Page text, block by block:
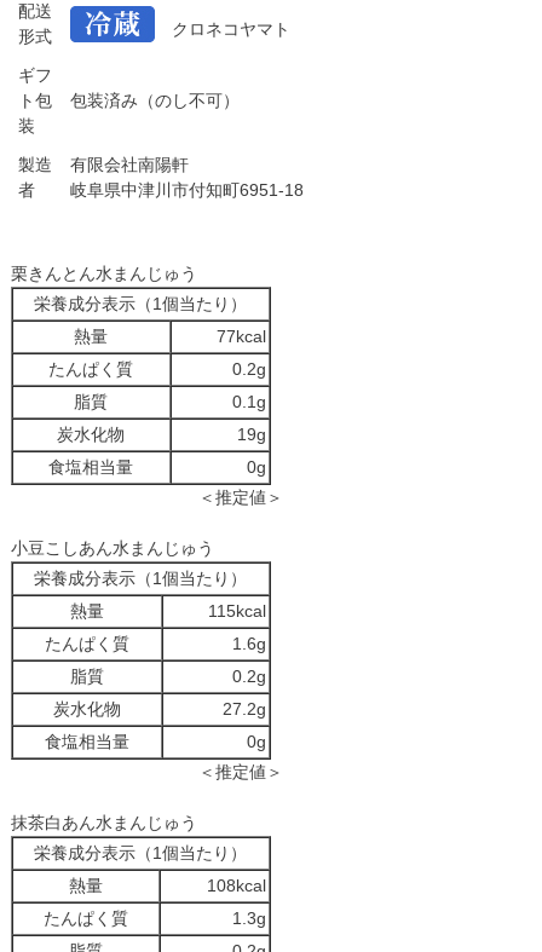
配送
形式
クロネコヤマト
ギフ
ト包
装
包装済み（のし不可）
製造
者
有限会社南陽軒
岐阜県中津川市付知町6951-18
栗きんとん水まんじゅう
栄養成分表示（1個当たり）
熱量
77kcal
たんぱく質
0.2g
脂質
0.1g
炭水化物
19g
食塩相当量
0g
＜推定値＞
小豆こしあん水まんじゅう
栄養成分表示（1個当たり）
熱量
115kcal
たんぱく質
1.6g
脂質
0.2g
炭水化物
27.2g
食塩相当量
0g
＜推定値＞
抹茶白あん水まんじゅう
栄養成分表示（1個当たり）
熱量
108kcal
たんぱく質
1.3g